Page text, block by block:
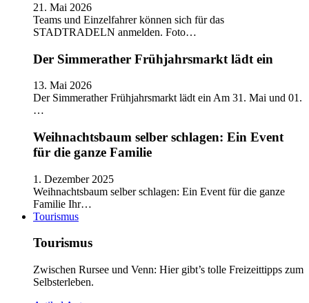
21. Mai 2026
Teams und Einzelfahrer können sich für das
STADTRADELN anmelden. Foto…
Der Simmerather Frühjahrsmarkt lädt ein
13. Mai 2026
Der Simmerather Frühjahrsmarkt lädt ein Am 31. Mai und 01.
…
Weihnachtsbaum selber schlagen: Ein Event
für die ganze Familie
1. Dezember 2025
Weihnachtsbaum selber schlagen: Ein Event für die ganze
Familie Ihr…
Tourismus
Tourismus
Zwischen Rursee und Venn: Hier gibt’s tolle Freizeittipps zum
Selbsterleben.